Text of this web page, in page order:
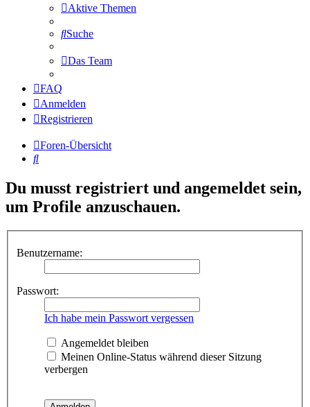
Aktive Themen
Suche
Das Team
FAQ
Anmelden
Registrieren
Foren-Übersicht
Suche
Du musst registriert und angemeldet sein,
um Profile anzuschauen.
Benutzername:
Passwort:
Ich habe mein Passwort vergessen
Angemeldet bleiben
Meinen Online-Status während dieser Sitzung
verbergen